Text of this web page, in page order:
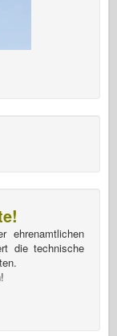
ehrenamtlichen
die technische